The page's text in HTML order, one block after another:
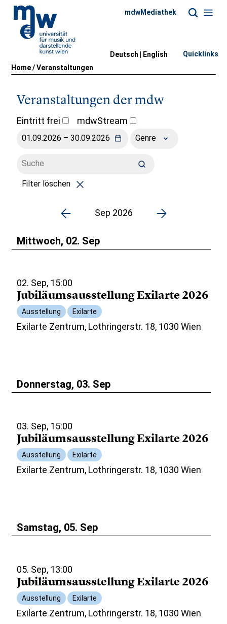
Home/Veranstaltungen
mdwMediathek
Deutsch | English Quicklinks
Veranstaltungen der mdw
Eintritt frei mdwStream
Genre
Filter löschen
Sep 2026
Mittwoch, 02. Sep
02. Sep, 15:00
Jubiläumsausstellung Exilarte 2026
Ausstellung Exilarte
Exilarte Zentrum, Lothringerstr. 18, 1030 Wien
Donnerstag, 03. Sep
03. Sep, 15:00
Jubiläumsausstellung Exilarte 2026
Ausstellung Exilarte
Exilarte Zentrum, Lothringerstr. 18, 1030 Wien
Samstag, 05. Sep
05. Sep, 13:00
Jubiläumsausstellung Exilarte 2026
Ausstellung Exilarte
Exilarte Zentrum, Lothringerstr. 18, 1030 Wien